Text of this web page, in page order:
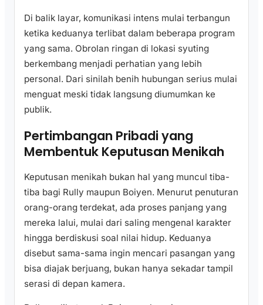
Di balik layar, komunikasi intens mulai terbangun
ketika keduanya terlibat dalam beberapa program
yang sama. Obrolan ringan di lokasi syuting
berkembang menjadi perhatian yang lebih
personal. Dari sinilah benih hubungan serius mulai
menguat meski tidak langsung diumumkan ke
publik.
Pertimbangan Pribadi yang
Membentuk Keputusan Menikah
Keputusan menikah bukan hal yang muncul tiba-
tiba bagi Rully maupun Boiyen. Menurut penuturan
orang-orang terdekat, ada proses panjang yang
mereka lalui, mulai dari saling mengenal karakter
hingga berdiskusi soal nilai hidup. Keduanya
disebut sama-sama ingin mencari pasangan yang
bisa diajak berjuang, bukan hanya sekadar tampil
serasi di depan kamera.